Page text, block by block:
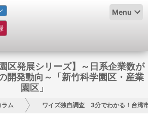
Menu
区発展シリーズ】～日系企業数が
開発動向～「新竹科学園区・産業
園区」
ラム ワイズ独自調査 3分でわかる！台湾